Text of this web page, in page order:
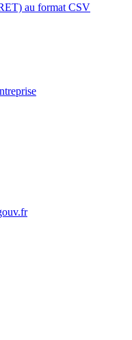
au format CSV